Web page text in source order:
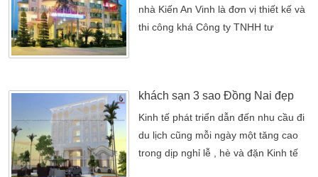
nhà Kiến An Vinh là đơn vị thiết kế và
thi công khá Công ty TNHH tư
nhiều năm trong lĩnh vực thiết kế
khách sạn, đội ngũ kiến trúc sư giỏi
Kiến An Vinh đã và đang thiết kế và
thi công nhiều công trình khách sạn
khách sạn 3 sao Đồng Nai đẹp
Kinh tế phát triển dẫn đến nhu cầu đi
du lịch cũng mỗi ngày một tăng cao
trong dịp nghỉ lễ , hè và đặn Kinh tế